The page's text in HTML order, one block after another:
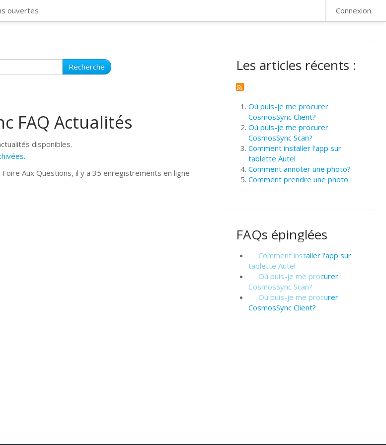
ouvertes Connexion
Recherche
FAQ Actualités
disponibles.
Aux Questions, il y a 35 enregistrements en ligne
Les articles récents :
Où puis-je me procurer
CosmosSync Client?
Où puis-je me procurer
CosmosSync Scan?
Comment installer l'app sur
tablette Autel
Comment annoter une photo?
Comment prendre une photo :
FAQs épinglées
Comment installer l'app sur
tablette Autel
Où puis-je me procurer
CosmosSync Scan?
Où puis-je me procurer
CosmosSync Client?